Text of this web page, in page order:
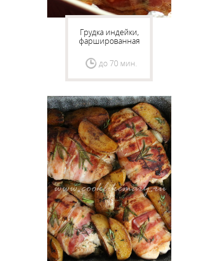
Грудка индейки,
фаршированная
помидорами
до 70 мин.